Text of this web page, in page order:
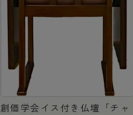
創価学会イス付き仏壇「チャ